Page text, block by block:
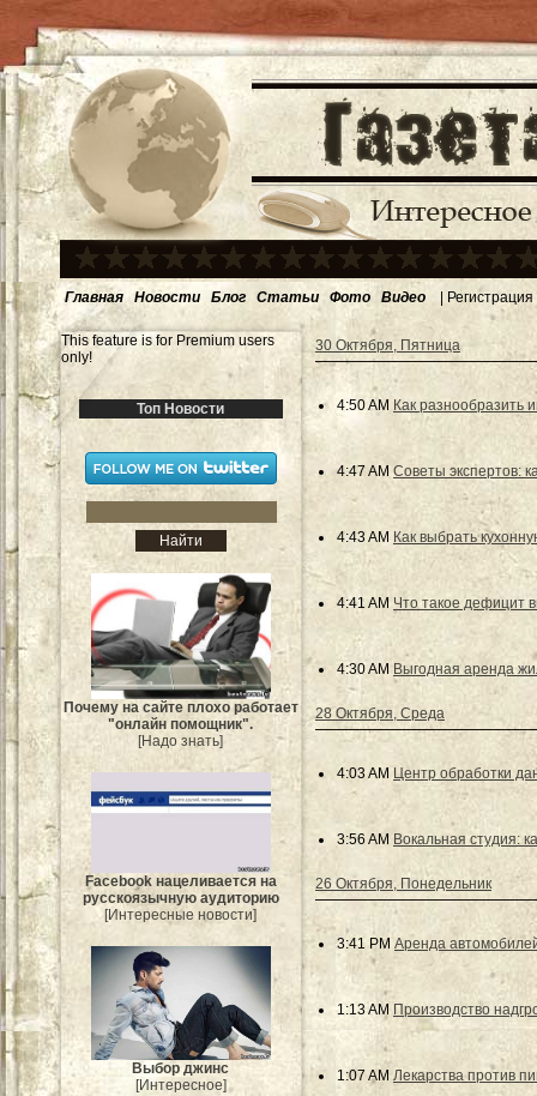
Главная Новости Блог Статьи Фото Видео | Регистрация
This feature is for Premium users
only!
Топ Новости
Почему на сайте плохо работает
"онлайн помощник".
[Надо знать]
Facebook нацеливается на
русскоязычную аудиторию
[Интересные новости]
Выбор джинс
[Интересное]
30 Октября, Пятница
4:50 AM Как разнообразить
4:47 AM Советы экспертов:
4:43 AM Как выбрать
4:41 AM Что такое дефицит
4:30 AM Выгодная аренда
28 Октября, Среда
4:03 AM Центр обработки
3:56 AM Вокальная студия:
26 Октября, Понедельник
3:41 PM Аренда
1:13 AM Производство
1:07 AM Лекарства против